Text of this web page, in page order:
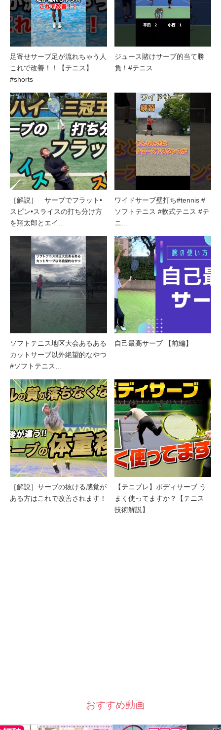
足寄せサーブ足が流れちゃう人
これで改善！！【テニス】
#shorts
ジュース賭けサーブ的当て勝
負！#テニス
［解説］ サーブでフラット•
スピン•スライスの打ち分け方
を翔太郎とエイ…
ワイドサーブ壁打ち#tennis #
ソフトテニス #軟式テニス #テ
ニ…
ソフトテニス地区大会あるある
カットサーブ以外絶望的なやつ
#ソフトテニス…
自己最高サーブ 【前編】
［解説］サーブの抜ける感覚が
ある方はこれで改善されます！
【テニプレ】ボディサーブ う
まく使ってますか？【テニス
技術解説】
おすすめ動画